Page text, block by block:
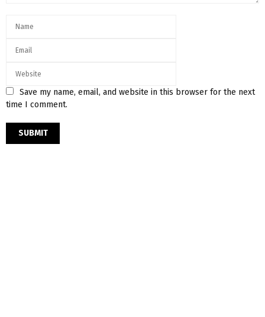
Save my name, email, and website in this browser for the next
time I comment.